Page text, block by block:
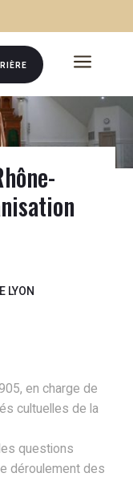
a
LYON
en charge de
cultuelles de la
questions
déroulement des